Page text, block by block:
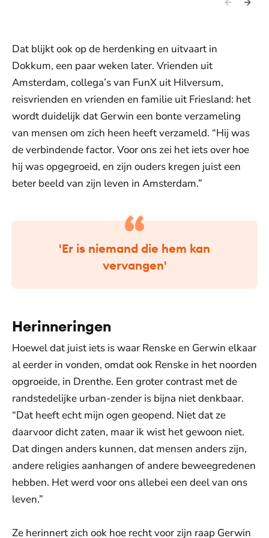
Dat blijkt ook op de herdenking en uitvaart in
Dokkum, een paar weken later. Vrienden uit
Amsterdam, collega’s van FunX uit Hilversum,
reisvrienden en vrienden en familie uit Friesland: het
wordt duidelijk dat Gerwin een bonte verzameling
van mensen om zich heen heeft verzameld. “Hij was
de verbindende factor. Voor ons zei het iets over hoe
hij was opgegroeid, en zijn ouders kregen juist een
beter beeld van zijn leven in Amsterdam.”
'Er is niemand die hem kan
vervangen'
Herinneringen
Hoewel dat juist iets is waar Renske en Gerwin elkaar
al eerder in vonden, omdat ook Renske in het noorden
opgroeide, in Drenthe. Een groter contrast met de
randstedelijke urban-zender is bijna niet denkbaar.
“Dat heeft echt mijn ogen geopend. Niet dat ze
daarvoor dicht zaten, maar ik wist het gewoon niet.
Dat dingen anders kunnen, dat mensen anders zijn,
andere religies aanhangen of andere beweegredenen
hebben. Het werd voor ons allebei een deel van ons
leven.”
Ze herinnert zich ook hoe recht voor zijn raap Gerwin